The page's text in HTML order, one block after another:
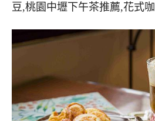
豆,桃園中壢下午茶推薦,花式